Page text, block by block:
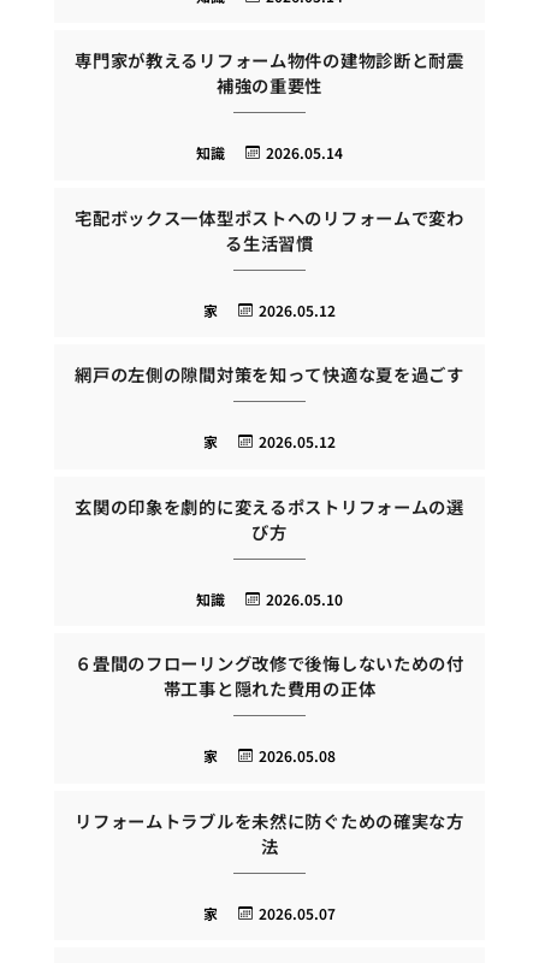
専門家が教えるリフォーム物件の建物診断と耐震
補強の重要性
2026.05.14
知識
宅配ボックス一体型ポストへのリフォームで変わ
る生活習慣
2026.05.12
家
網戸の左側の隙間対策を知って快適な夏を過ごす
2026.05.12
家
玄関の印象を劇的に変えるポストリフォームの選
び方
2026.05.10
知識
６畳間のフローリング改修で後悔しないための付
帯工事と隠れた費用の正体
2026.05.08
家
リフォームトラブルを未然に防ぐための確実な方
法
2026.05.07
家